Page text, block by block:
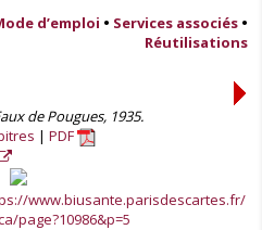
d’emploi • Services associés •
Réutilisations
de Pougues, 1935.
PDF
www.biusante.parisdescartes.fr/
page?10986&p=5